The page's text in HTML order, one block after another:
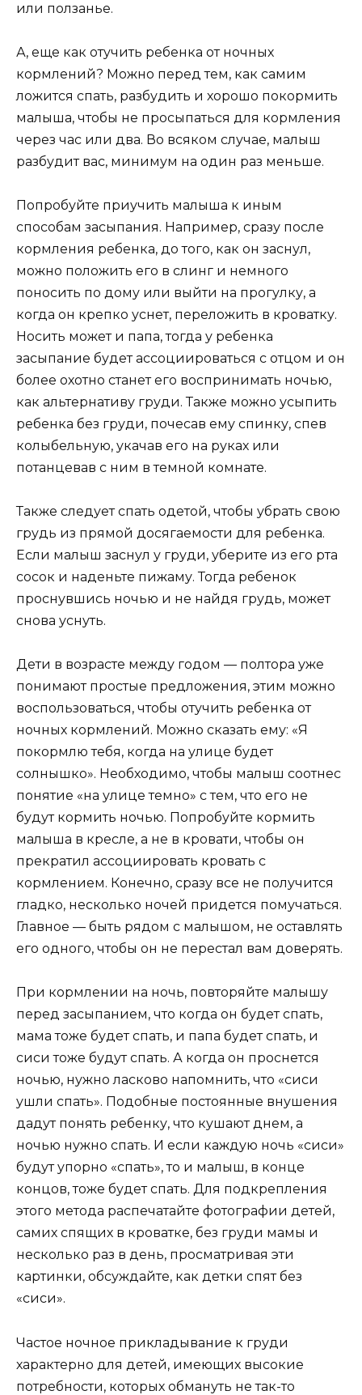
или ползанье.
А, еще как отучить ребенка от ночных
кормлений? Можно перед тем, как самим
ложится спать, разбудить и хорошо покормить
малыша, чтобы не просыпаться для кормления
через час или два. Во всяком случае, малыш
разбудит вас, минимум на один раз меньше.
Попробуйте приучить малыша к иным
способам засыпания. Например, сразу после
кормления ребенка, до того, как он заснул,
можно положить его в слинг и немного
поносить по дому или выйти на прогулку, а
когда он крепко уснет, переложить в кроватку.
Носить может и папа, тогда у ребенка
засыпание будет ассоциироваться с отцом и он
более охотно станет его воспринимать ночью,
как альтернативу груди. Также можно усыпить
ребенка без груди, почесав ему спинку, спев
колыбельную, укачав его на руках или
потанцевав с ним в темной комнате.
Также следует спать одетой, чтобы убрать свою
грудь из прямой досягаемости для ребенка.
Если малыш заснул у груди, уберите из его рта
сосок и наденьте пижаму. Тогда ребенок
проснувшись ночью и не найдя грудь, может
снова уснуть.
Дети в возрасте между годом — полтора уже
понимают простые предложения, этим можно
воспользоваться, чтобы отучить ребенка от
ночных кормлений. Можно сказать ему: «Я
покормлю тебя, когда на улице будет
солнышко». Необходимо, чтобы малыш соотнес
понятие «на улице темно» с тем, что его не
будут кормить ночью. Попробуйте кормить
малыша в кресле, а не в кровати, чтобы он
прекратил ассоциировать кровать с
кормлением. Конечно, сразу все не получится
гладко, несколько ночей придется помучаться.
Главное — быть рядом с малышом, не оставлять
его одного, чтобы он не перестал вам доверять.
При кормлении на ночь, повторяйте малышу
перед засыпанием, что когда он будет спать,
мама тоже будет спать, и папа будет спать, и
сиси тоже будут спать. А когда он проснется
ночью, нужно ласково напомнить, что «сиси
ушли спать». Подобные постоянные внушения
дадут понять ребенку, что кушают днем, а
ночью нужно спать. И если каждую ночь «сиси»
будут упорно «спать», то и малыш, в конце
концов, тоже будет спать. Для подкрепления
этого метода распечатайте фотографии детей,
самих спящих в кроватке, без груди мамы и
несколько раз в день, просматривая эти
картинки, обсуждайте, как детки спят без
«сиси».
Частое ночное прикладывание к груди
характерно для детей, имеющих высокие
потребности, которых обмануть не так-то